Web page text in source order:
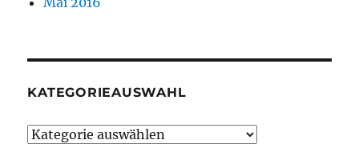
KATEGORIEAUSWAHL
Kategorieauswahl